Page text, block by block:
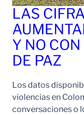
LAS
Y NO
DE PAZ
Los datos
violencias en
conversaciones o